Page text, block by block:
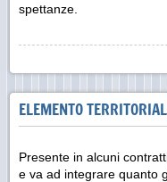
spettanze.
ELEMENTO
Presente in alcuni
e va ad integrare quanto